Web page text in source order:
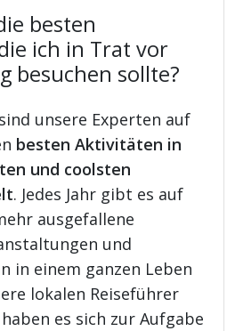
besten
ich in Trat vor
besuchen sollte?
unsere Experten auf
besten Aktivitäten in
und coolsten
. Jedes Jahr gibt es auf
ausgefallene
und
in einem ganzen Leben
lokalen Reiseführer
es sich zur Aufgabe